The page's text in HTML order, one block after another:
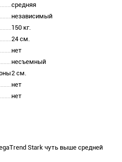
средняя
независимый
150 кг.
24 см.
нет
несъемный
2 см.
нет
нет
Stark чуть выше средней